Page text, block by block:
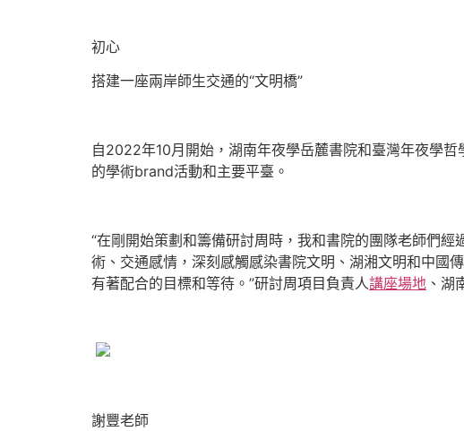
初心
搭建一座兩岸師生交通的“文明橋”
自2022年10月開始，湖南年夜學岳麓書院和臺灣年夜學
的學術brand活動和主要平臺。
“在剛開始策劃和籌備研討周時，我和書院的團隊老師們
術、交通感情，深刻感觸感染書院文明、湖湘文明和中國
有著配合的目標和等待。”研討周項目負責人講座場地 、湖
謝豐老師